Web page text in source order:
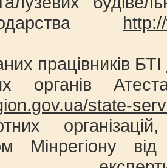
працівників БТІ
state-
Мінрегіону